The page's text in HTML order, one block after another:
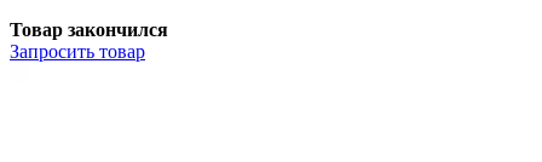
Товар закончился
Запросить товар